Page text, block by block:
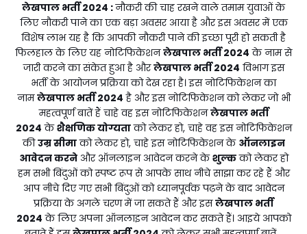
लेखपाल भर्ती 2024 :नौकरी की चाह रखने वाले तमाम युवाओं के
लिए नौकरी पाने का एक बड़ा अवसर आया है और इस अवसर में एक
विशेष लाभ यह है कि आपकी नौकरी पाने की इच्छा पूरी हो सकती है
फिलहाल के लिए यह नोटिफिकेशनलेखपाल भर्ती 2024 के नाम से
जारी करने का संकेत हुआ है औरलेखपाल भर्ती 2024 विभाग इस
भर्ती के आयोजन प्रक्रिया को देख रहा है। इस नोटिफिकेशन का
नामलेखपाल भर्ती 2024 है और इस नोटिफिकेशन को लेकर जो भी
महत्वपूर्ण बातें हैं चाहे वह इस नोटिफिकेशनलेखपाल भर्ती
2024 केशैक्षणिक योग्यताको लेकर हो, चाहे वह इस नोटिफिकेशन
कीउम्र सीमाको लेकर हो, चाहे इस नोटिफिकेशन के ऑनलाइन
आवेदन करनेऔर ऑनलाइन आवेदन करने केशुल्कको लेकर हो
हम सभी बिंदुओं को स्पष्ट रूप से आपके साथ नीचे साझा कर रहे हैं और
आप नीचे दिए गए सभी बिंदुओं को ध्यानपूर्वक पढ़ने के बाद आवेदन
प्रक्रिया के अगले चरण में जा सकते हैं और इसलेखपाल भर्ती
2024 के लिए अपना ऑनलाइन आवेदन कर सकते हैं। आइये आपको